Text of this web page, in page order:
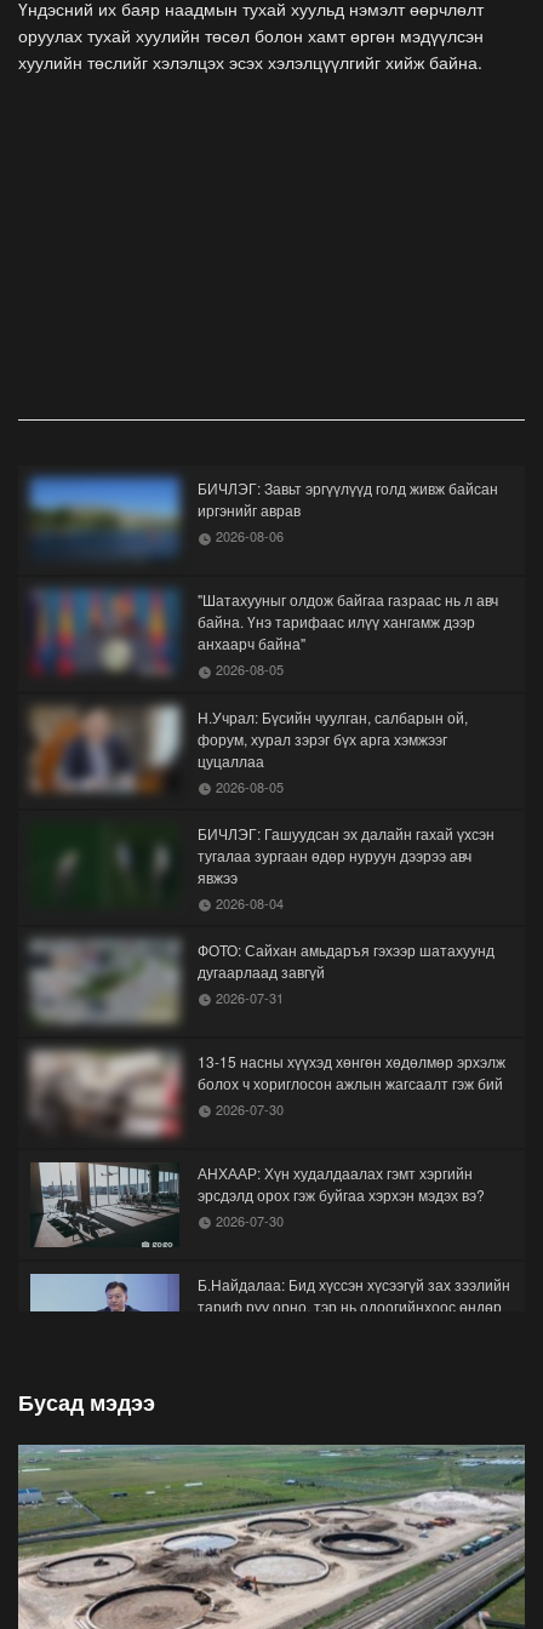
Үндэсний их баяр наадмын тухай хуульд нэмэлт өөрчлөлт
оруулах тухай хуулийн төсөл болон хамт өргөн мэдүүлсэн
хуулийн төслийг хэлэлцэх эсэх хэлэлцүүлгийг хийж байна.
БИЧЛЭГ: Завьт эргүүлүүд голд живж байсан
иргэнийг аврав
2026-08-06
"Шатахууныг олдож байгаа газраас нь л авч
байна. Үнэ тарифаас илүү хангамж дээр
анхаарч байна"
2026-08-05
Н.Учрал: Бүсийн чуулган, салбарын ой,
форум, хурал зэрэг бүх арга хэмжээг
цуцаллаа
2026-08-05
БИЧЛЭГ: Гашуудсан эх далайн гахай үхсэн
тугалаа зургаан өдөр нуруун дээрээ авч
явжээ
2026-08-04
ФОТО: Сайхан амьдаръя гэхээр шатахуунд
дугаарлаад завгүй
2026-07-31
13-15 насны хүүхэд хөнгөн хөдөлмөр эрхэлж
болох ч хориглосон ажлын жагсаалт гэж бий
2026-07-30
АНХААР: Хүн худалдаалах гэмт хэргийн
эрсдэлд орох гэж буйгаа хэрхэн мэдэх вэ?
2026-07-30
Б.Найдалаа: Бид хүссэн хүсээгүй зах зээлийн
тариф руу орно, тэр нь одоогийнхоос өндөр
2026-07-22
С.Амарсайхан: Фэйсбүүкээр ангийн групп чат
нээдэг, үүгээр даалгавраа өгдгийг зогсоож,
хаана
2026-07-21
Бусад мэдээ